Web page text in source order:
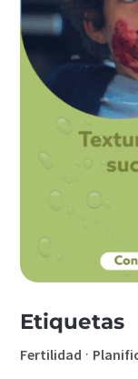
Etiquetas
Fertilidad ·